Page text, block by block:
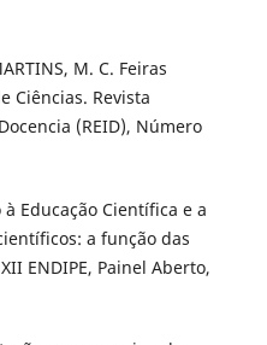
M. C. Feiras
Ciências. Revista
(REID), Número
à Educação Científica e a
a função das
ENDIPE, Painel Aberto,